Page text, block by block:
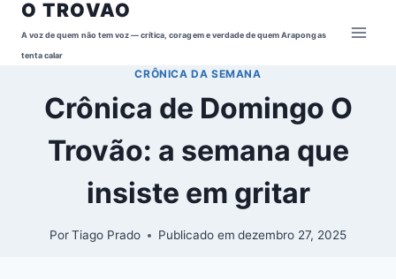
Pular
para
O TROVAO
A voz de quem não tem voz — crítica, coragem e verdade de quem Arapongas
tenta calar
CRÔNICA DA SEMANA
Crônica de Domingo O
Trovão: a semana que
insiste em gritar
PorTiago Prado Publicado em dezembro 27, 2025